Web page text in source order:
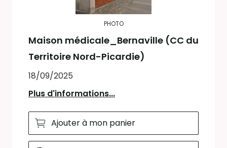
PHOTO
Maison médicale_Bernaville (CC du
Territoire Nord-Picardie)
18/09/2025
Plus d'informations...
Ajouter à mon panier